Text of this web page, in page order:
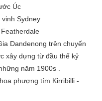
Úc
Sydney
Dandenong trên chuyến
xây dựng từ đầu thế kỷ
năm 1900s .
phượng tím Kirribilli -